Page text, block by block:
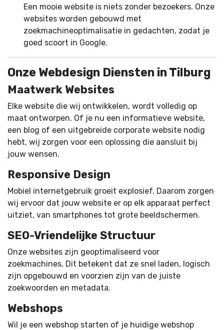
Een mooie website is niets zonder bezoekers. Onze
websites worden gebouwd met
zoekmachineoptimalisatie in gedachten, zodat je
goed scoort in Google.
Onze Webdesign Diensten in Tilburg
Maatwerk Websites
Elke website die wij ontwikkelen, wordt volledig op
maat ontworpen. Of je nu een informatieve website,
een blog of een uitgebreide corporate website nodig
hebt, wij zorgen voor een oplossing die aansluit bij
jouw wensen.
Responsive Design
Mobiel internetgebruik groeit explosief. Daarom zorgen
wij ervoor dat jouw website er op elk apparaat perfect
uitziet, van smartphones tot grote beeldschermen.
SEO-Vriendelijke Structuur
Onze websites zijn geoptimaliseerd voor
zoekmachines. Dit betekent dat ze snel laden, logisch
zijn opgebouwd en voorzien zijn van de juiste
zoekwoorden en metadata.
Webshops
Wil je een webshop starten of je huidige webshop